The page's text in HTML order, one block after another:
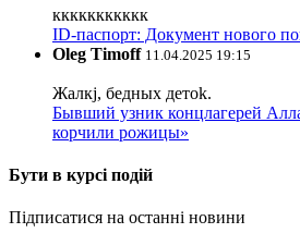
ккккккккккк
ID-паспорт: Документ нового
Oleg Timoff 11.04.2025 19:15
Жалкj, бедных детok.
Бывший узник концлагерей
корчили рожицы»
Бути в курсі подій
Підписатися на останні новини